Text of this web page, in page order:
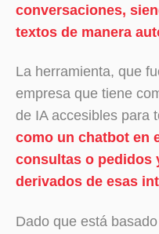
conversaciones,
textos de manera
La herramienta, que
empresa que tiene
de IA accesibles para
como un chatbot en
consultas o pedidos
derivados de esas
Dado que está